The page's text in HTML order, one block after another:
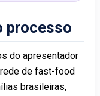
processo
do apresentador
de fast-food
brasileiras,